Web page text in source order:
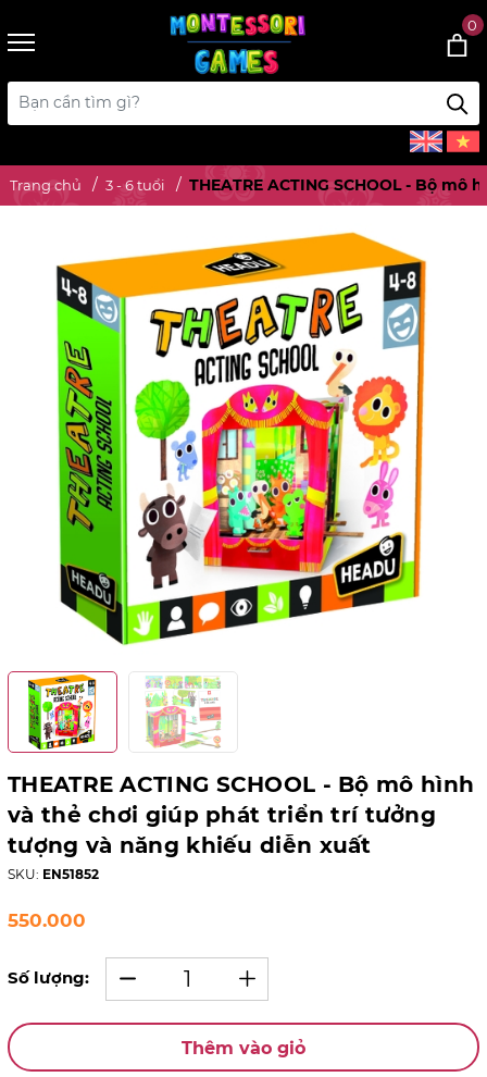
0
Trang chủ 3 - 6 tuổi THEATRE ACTING SCHOOL - Bộ
THEATRE ACTING SCHOOL - Bộ mô hình
và thẻ chơi giúp phát triển trí tưởng
tượng và năng khiếu diễn xuất
SKU: EN51852
550.000
Số lượng:
Thêm vào giỏ